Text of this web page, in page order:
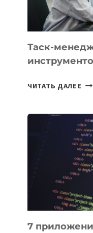
Таск-
ЧИТАТЬ ДАЛЕЕ
7